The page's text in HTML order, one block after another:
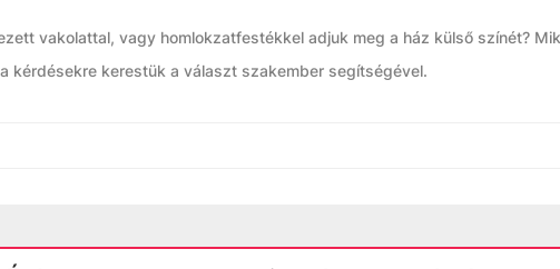
vakolattal, vagy homlokzatfestékkel adjuk meg a ház külső színét?
kérdésekre kerestük a választ szakember segítségével.